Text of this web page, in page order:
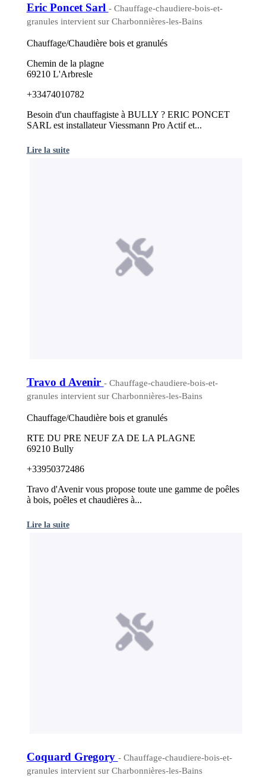
Eric Poncet Sarl - Chauffage-chaudiere-bois-et-
granules intervient sur Charbonnières-les-Bains
Chauffage/Chaudière bois et granulés
Chemin de la plagne
69210 L'Arbresle
+33474010782
Besoin d'un chauffagiste à BULLY ? ERIC PONCET
SARL est installateur Viessmann Pro Actif et...
Lire la suite
Travo d Avenir - Chauffage-chaudiere-bois-et-
granules intervient sur Charbonnières-les-Bains
Chauffage/Chaudière bois et granulés
RTE DU PRE NEUF ZA DE LA PLAGNE
69210 Bully
+33950372486
Travo d'Avenir vous propose toute une gamme de poêles
à bois, poêles et chaudières à...
Lire la suite
Coquard Gregory - Chauffage-chaudiere-bois-et-
granules intervient sur Charbonnières-les-Bains